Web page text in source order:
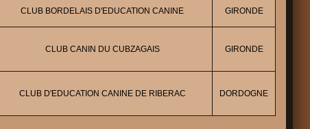
CLUB BORDELAIS D'EDUCATION CANINE GIRONDE
CLUB CANIN DU CUBZAGAIS GIRONDE
CLUB D'EDUCATION CANINE DE RIBERAC DORDOGNE